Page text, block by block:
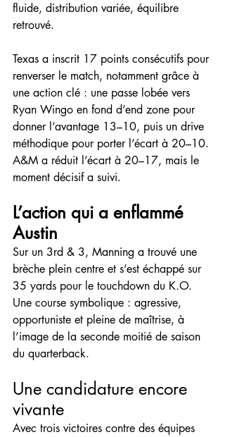
fluide, distribution variée, équilibre
retrouvé.
Texas a inscrit 17 points consécutifs pour
renverser le match, notamment grâce à
une action clé : une passe lobée vers
Ryan Wingo en fond d’end zone pour
donner l’avantage 13–10, puis un drive
méthodique pour porter l’écart à 20–10.
A&M a réduit l’écart à 20–17, mais le
moment décisif a suivi.
L’action qui a enflammé
Austin
Sur un 3rd & 3, Manning a trouvé une
brèche plein centre et s’est échappé sur
35 yards pour le touchdown du K.O.
Une course symbolique : agressive,
opportuniste et pleine de maîtrise, à
l’image de la seconde moitié de saison
du quarterback.
Une candidature encore
vivante
Avec trois victoires contre des équipes